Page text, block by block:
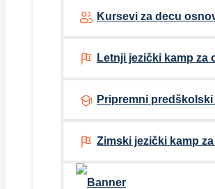
Kursevi za decu
Letnji jezički kamp za
Pripremni
Zimski jezički kamp